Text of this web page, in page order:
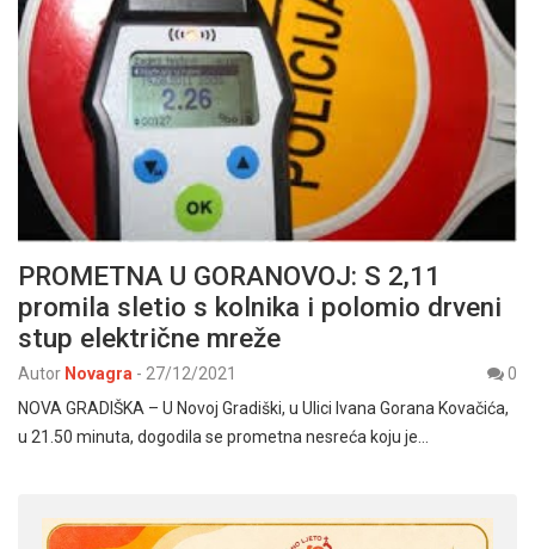
PROMETNA U GORANOVOJ: S 2,11
promila sletio s kolnika i polomio drveni
stup električne mreže
Autor Novagra - 27/12/2021
0
NOVA GRADIŠKA – U Novoj Gradiški, u Ulici Ivana Gorana Kovačića,
u 21.50 minuta, dogodila se prometna nesreća koju je…